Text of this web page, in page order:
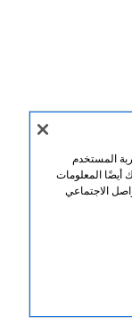
المستخدم
أيضًا المعلومات
الاجتماعي